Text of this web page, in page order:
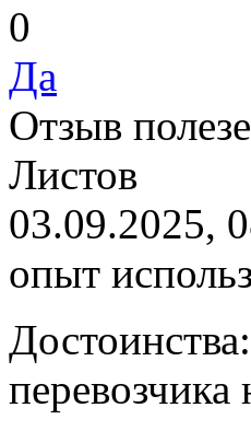
0
Да
Отзыв
Листов
03.09.2025,
опыт
Достоинства: